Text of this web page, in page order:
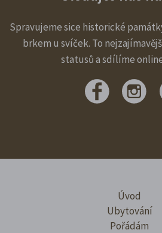
Spravujeme sice historické
brkem u svíček. To
statusů a sdílíme
Úvod
Ubytování
Pořádám